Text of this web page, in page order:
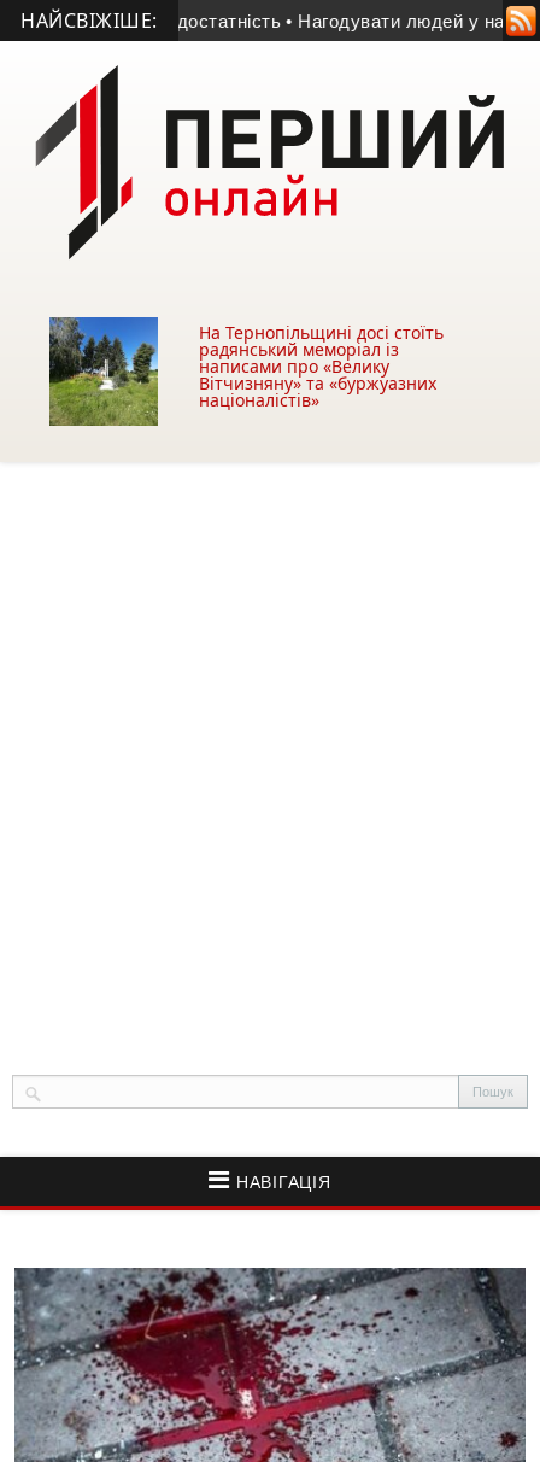
НАЙСВІЖІШЕ:
судинна недостатність • Нагодувати людей у
На Тернопільщині досі стоїть
радянський меморіал із
написами про «Велику
Вітчизняну» та «буржуазних
націоналістів»
НАВІГАЦІЯ